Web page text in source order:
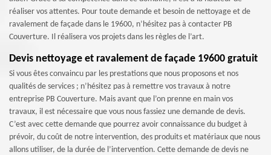
réaliser vos attentes. Pour toute demande et besoin de nettoyage et de
ravalement de façade dans le 19600, n’hésitez pas à contacter PB
Couverture. Il réalisera vos projets dans les règles de l’art.
Devis nettoyage et ravalement de façade 19600 gratuit
Si vous êtes convaincu par les prestations que nous proposons et nos
qualités de services ; n’hésitez pas à remettre vos travaux à notre
entreprise PB Couverture. Mais avant que l’on prenne en main vos
travaux, il est nécessaire que vous nous fassiez une demande de devis.
C’est avec cette demande que pourrez avoir connaissance du budget à
prévoir, du coût de notre intervention, des produits et matériaux que nous
allons utiliser, de la durée de l’intervention. Cette demande de devis ne